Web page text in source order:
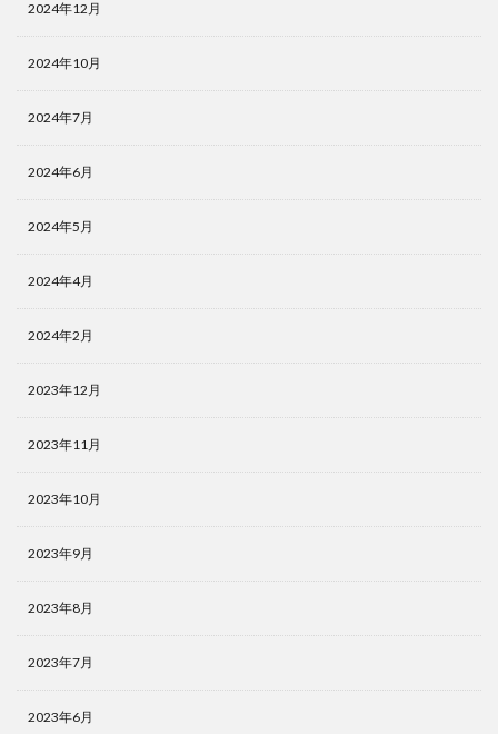
2024年12月
2024年10月
2024年7月
2024年6月
2024年5月
2024年4月
2024年2月
2023年12月
2023年11月
2023年10月
2023年9月
2023年8月
2023年7月
2023年6月